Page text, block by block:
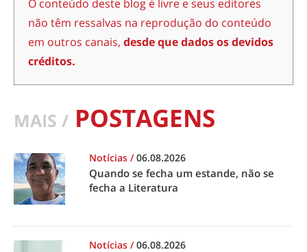
O conteúdo deste blog é livre e seus editores
não têm ressalvas na reprodução do conteúdo
em outros canais, desde que dados os devidos
créditos.
MAIS / POSTAGENS
Notícias /06.08.2026
Quando se fecha um estande, não se
fecha a Literatura
Notícias /06.08.2026